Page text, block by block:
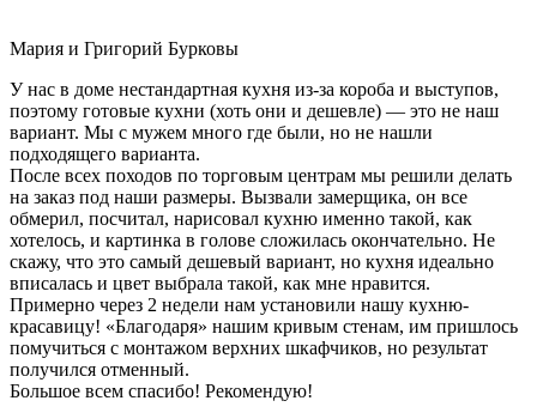
Мария и Григорий Бурковы
У нас в доме нестандартная кухня из-за короба и выступов,
поэтому готовые кухни (хоть они и дешевле) — это не наш
вариант. Мы с мужем много где были, но не нашли
подходящего варианта.
После всех походов по торговым центрам мы решили делать
на заказ под наши размеры. Вызвали замерщика, он все
обмерил, посчитал, нарисовал кухню именно такой, как
хотелось, и картинка в голове сложилась окончательно. Не
скажу, что это самый дешевый вариант, но кухня идеально
вписалась и цвет выбрала такой, как мне нравится.
Примерно через 2 недели нам установили нашу кухню-
красавицу! «Благодаря» нашим кривым стенам, им пришлось
помучиться с монтажом верхних шкафчиков, но результат
получился отменный.
Большое всем спасибо! Рекомендую!